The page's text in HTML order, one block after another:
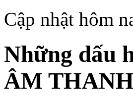
Cập nhật hôm
Những dấu
ÂM